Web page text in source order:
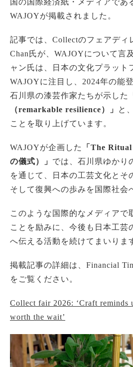
WAJOYが掲載されました。
記事では、Collectのフェアディ
Chan氏が、WAJOYについて言
ャン氏は、日本の文化プラット
WAJOYに注目し、2024年の能
石川県の漆芸作家たちが示した
（remarkable resilience）」
と
ことを取り上げています。
WAJOYが企画した
「The
の儀式）」 では、石川県ゆかり
を通じて、日本の工芸文化とそ
そして復興への歩みを国際社会
このような国際的なメディアで
ことを励みに、今後も日本工芸
へ伝える活動を続けてまいりま
掲載記事の詳細は、Financial
をご覧ください。
Collect fair 2026: ‘Craft reminds
worth the wait’